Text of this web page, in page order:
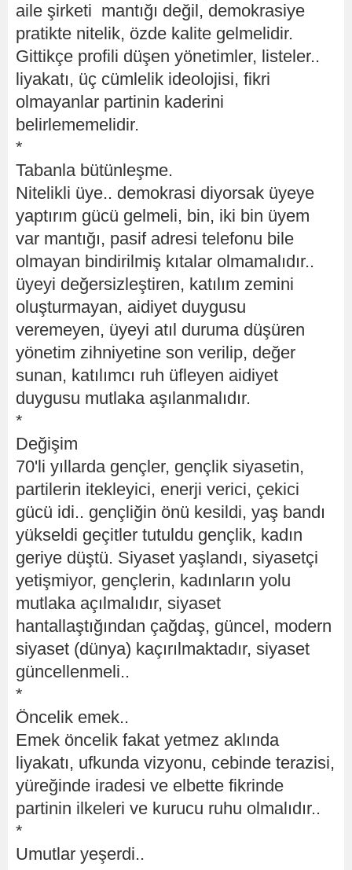
aile şirketi mantığı değil, demokrasiye
pratikte nitelik, özde kalite gelmelidir.
Gittikçe profili düşen yönetimler, listeler..
liyakatı, üç cümlelik ideolojisi, fikri
olmayanlar partinin kaderini
belirlememelidir.
*
Tabanla bütünleşme.
Nitelikli üye.. demokrasi diyorsak üyeye
yaptırım gücü gelmeli, bin, iki bin üyem
var mantığı, pasif adresi telefonu bile
olmayan bindirilmiş kıtalar olmamalıdır..
üyeyi değersizleştiren, katılım zemini
oluşturmayan, aidiyet duygusu
veremeyen, üyeyi atıl duruma düşüren
yönetim zihniyetine son verilip, değer
sunan, katılımcı ruh üfleyen aidiyet
duygusu mutlaka aşılanmalıdır.
*
Değişim
70'li yıllarda gençler, gençlik siyasetin,
partilerin itekleyici, enerji verici, çekici
gücü idi.. gençliğin önü kesildi, yaş bandı
yükseldi geçitler tutuldu gençlik, kadın
geriye düştü. Siyaset yaşlandı, siyasetçi
yetişmiyor, gençlerin, kadınların yolu
mutlaka açılmalıdır, siyaset
hantallaştığından çağdaş, güncel, modern
siyaset (dünya) kaçırılmaktadır, siyaset
güncellenmeli..
*
Öncelik emek..
Emek öncelik fakat yetmez aklında
liyakatı, ufkunda vizyonu, cebinde terazisi,
yüreğinde iradesi ve elbette fikrinde
partinin ilkeleri ve kurucu ruhu olmalıdır..
*
Umutlar yeşerdi..